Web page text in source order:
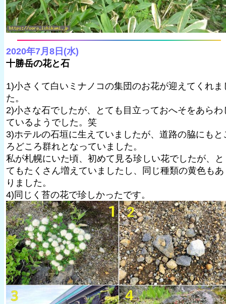
2020年7月8日(水)
十勝岳の花と石
1)小さくて白いミナノコの集団のお花が迎えてくれま
た。
2)小さな石でしたが、とても目立っておへそをあらわ
ているようでした。笑
3)ホテルの石垣に生えていましたが、道路の脇にもと
ろどころ群れとなっていました。
私が札幌にいた頃、初めて見る珍しい花でしたが、と
てもたくさん増えていましたし、同じ種類の黄色もあ
りました。
4)同じく苔の花で珍しかったです。